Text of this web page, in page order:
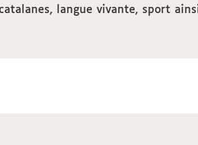
langue vivante, sport